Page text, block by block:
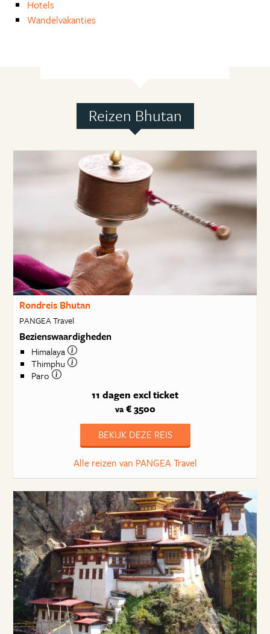
Hotels
Wandelvakanties
Reizen Bhutan
Rondreis Bhutan
PANGEA Travel
Bezienswaardigheden
Himalaya
Thimphu
Paro
11 dagen excl ticket
va€ 3500
BEKIJK DEZE REIS
Alle reizen van PANGEA Travel